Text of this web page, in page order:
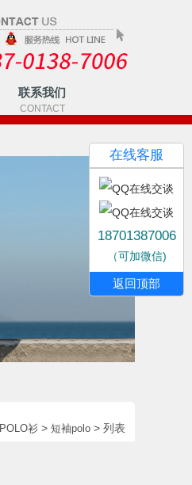
联系我们
CONTACT
POLO衫 > 短袖polo > 列表
在线客服
18701387006
（可加微信)
返回顶部